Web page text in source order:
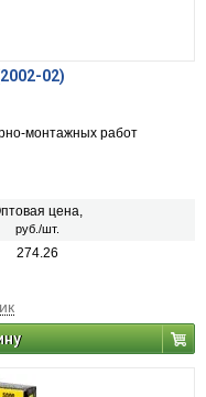
02)
монтажных работ
цена,
руб./шт.
274.26